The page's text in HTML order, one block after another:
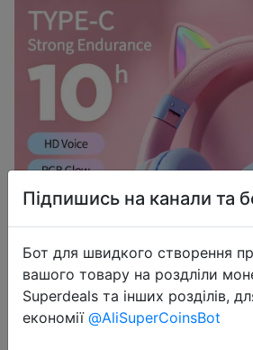
Підпишись на канали та
Бот для швидкого створення
вашого товару на роздліли
Superdeals та інших розділів,
економії @AliSuperCoinsBot